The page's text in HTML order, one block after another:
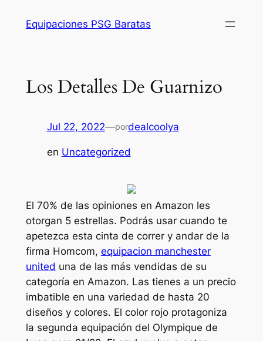
Equipaciones PSG Baratas
Los Detalles De Guarnizo
Jul 22, 2022—pordealcoolya
en Uncategorized
El 70% de las opiniones en Amazon les
otorgan 5 estrellas. Podrás usar cuando te
apetezca esta cinta de correr y andar de la
firma Homcom, equipacion manchester
united una de las más vendidas de su
categoría en Amazon. Las tienes a un precio
imbatible en una variedad de hasta 20
diseños y colores. El color rojo protagoniza
la segunda equipación del Olympique de